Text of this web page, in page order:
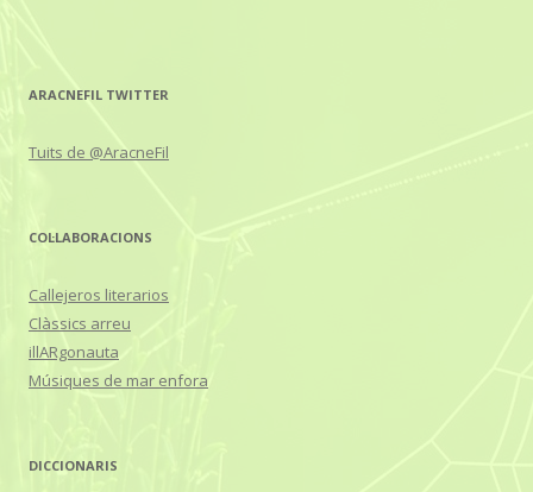
ARACNEFIL TWITTER
Tuits de @AracneFil
COL·LABORACIONS
Callejeros literarios
Clàssics arreu
illARgonauta
Músiques de mar enfora
DICCIONARIS